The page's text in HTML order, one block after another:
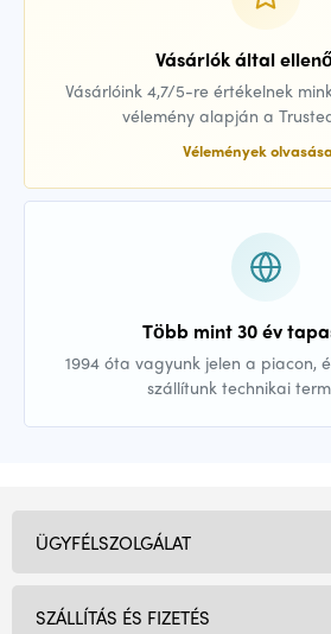
Vásárlók által
Vásárlóink 4,7/5-re értékelnek
vélemény alapján a
Vélemények
Több mint 30 év
1994 óta vagyunk jelen a piacon,
szállítunk technikai
ÜGYFÉLSZOLGÁLAT
SZÁLLÍTÁS ÉS FIZETÉS